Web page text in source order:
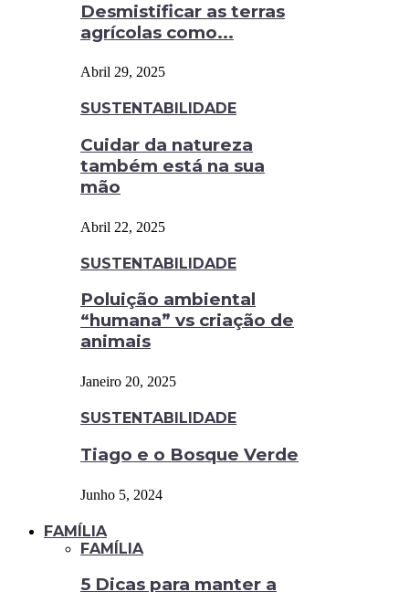
Desmistificar as terras
agrícolas como...
Abril 29, 2025
SUSTENTABILIDADE
Cuidar da natureza
também está na sua
mão
Abril 22, 2025
SUSTENTABILIDADE
Poluição ambiental
“humana” vs criação de
animais
Janeiro 20, 2025
SUSTENTABILIDADE
Tiago e o Bosque Verde
Junho 5, 2024
FAMÍLIA
FAMÍLIA
5 Dicas para manter a